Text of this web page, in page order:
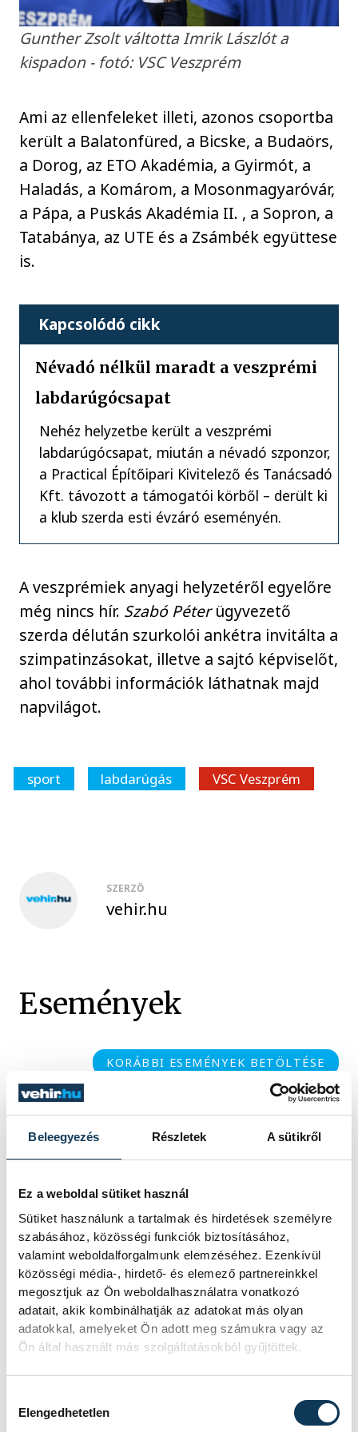
Beleegyezés Részletek A sütikről
Ez a weboldal sütiket használ
Sütiket használunk a tartalmak és hirdetések személyre
szabásához, közösségi funkciók biztosításához,
valamint weboldalforgalmunk elemzéséhez. Ezenkívül
közösségi média-, hirdető- és elemező partnereinkkel
megosztjuk az Ön weboldalhasználatra vonatkozó
adatait, akik kombinálhatják az adatokat más olyan
adatokkal, amelyeket Ön adott meg számukra vagy az
Ön által használt más szolgáltatásokból gyűjtöttek.
Elengedhetetlen
Gunther Zsolt váltotta Imrik Lászlót a
kispadon - fotó: VSC Veszprém
Ami az ellenfeleket illeti, azonos csoportba
került a Balatonfüred, a Bicske, a Budaörs,
a Dorog, az ETO Akadémia, a Gyirmót, a
Haladás, a Komárom, a Mosonmagyaróvár,
a Pápa, a Puskás Akadémia II. , a Sopron, a
Tatabánya, az UTE és a Zsámbék együttese
is.
Kapcsolódó cikk
Névadó nélkül maradt a veszprémi
labdarúgócsapat
Nehéz helyzetbe került a veszprémi
labdarúgócsapat, miután a névadó szponzor,
a Practical Építőipari Kivitelező és Tanácsadó
Kft. távozott a támogatói körből – derült ki
a klub szerda esti évzáró eseményén.
A veszprémiek anyagi helyzetéről egyelőre
még nincs hír. Szabó Péterügyvezető
szerda délután szurkolói ankétra invitálta a
szimpatinzásokat, illetve a sajtó képviselőt,
ahol további információk láthatnak majd
napvilágot.
sport labdarúgás VSC Veszprém
SZERZŐ
vehir.hu
Események
KORÁBBI ESEMÉNYEK BETÖLTÉSE
CSOPORT 2025/26
VENDÉG
PUSKÁS AKADÉMIA FC II
IDŐPONT
2026. MÁJUS 10. 17:00
HELYSZÍN
VESZPRÉM, VESZPRÉMI
VÁROSI STADION
EREDMÉNY
2-1
RÉSZLETEK
SOROZAT NB III ÉSZAKNYUGATI
HAZAI
VENDÉG